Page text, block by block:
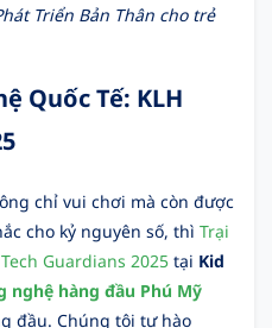
Triển Bản Thân cho trẻ
Quốc Tế: KLH
chỉ vui chơi mà còn được
cho kỷ nguyên số, thì Trại
Guardians 2025 tại Kid
nghệ hàng đầu Phú Mỹ
đầu. Chúng tôi tự hào